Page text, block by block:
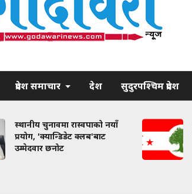
प्रदेश समाचार देश सुदुरपश्चिम प्रदेश
स्थानीय चुनावमा रास्वपाको नयाँ
प्रयोग, 'क्यान्डिडेट क्लब'बाट
उम्मेदवार छनोट